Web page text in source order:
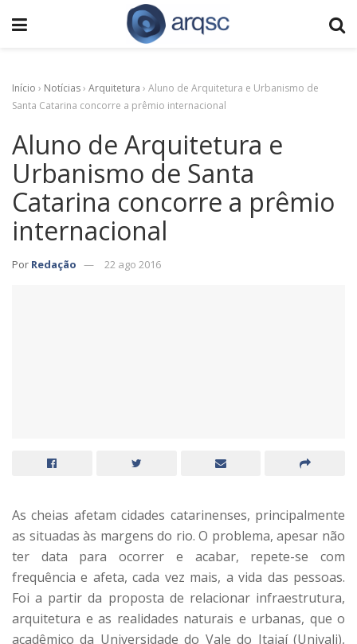
Início › Notícias› Arquitetura › Aluno de Arquitetura e Urbanismo de
Santa Catarina concorre a prêmio internacional
Aluno de Arquitetura e
Urbanismo de Santa
Catarina concorre a prêmio
internacional
Por Redação 22 ago 2016
As cheias afetam cidades catarinenses, principalmente
as situadas às margens do rio. O problema, apesar não
ter data para ocorrer e acabar, repete-se com
frequência e afeta, cada vez mais, a vida das pessoas.
Foi a partir da proposta de relacionar infraestrutura,
arquitetura e as realidades naturais e urbanas, que o
acadêmico da Universidade do Vale do Itajaí (Univali),